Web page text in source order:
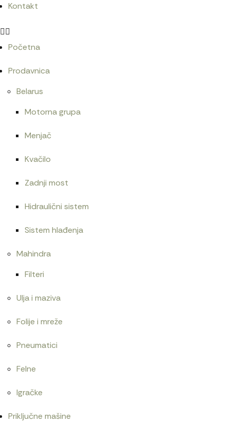
Kontakt
Početna
Prodavnica
Belarus
Motorna grupa
Menjač
Kvačilo
Zadnji most
Hidraulični sistem
Sistem hlađenja
Mahindra
Filteri
Ulja i maziva
Folije i mreže
Pneumatici
Felne
Igračke
Priključne mašine